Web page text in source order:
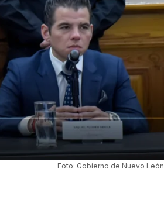
Foto: Gobierno de Nuevo León